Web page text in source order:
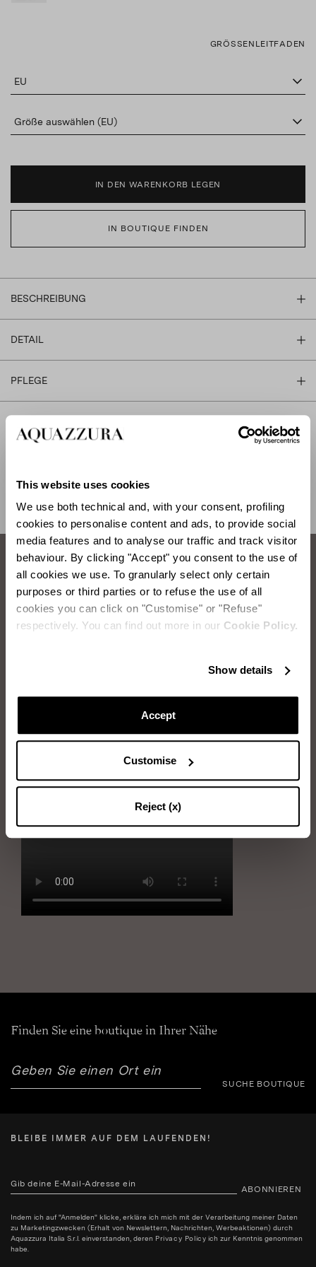
This website uses cookies
We use both technical and, with your consent, profiling
cookies to personalise content and ads, to provide social
media features and to analyse our traffic and track visitor
behaviour. By clicking "Accept" you consent to the use of
all cookies we use. To granularly select only certain
purposes or third parties or to refuse the use of all
cookies you can click on "Customise" or "Refuse"
respectively. You can find out more in our Cookie Policy.
Show details
Accept
Customise
Reject (x)
GRÖSSENLEITFADEN
EU
Größe auswählen (EU)
IN DEN WARENKORB LEGEN
IN BOUTIQUE FINDEN
BESCHREIBUNG
DETAIL
PFLEGE
So pflegen Sie Ihre Aquazzura-Schuhe.
WILDLEDER BÜRSTEN
Nehmen Sie zuerst die Gummibürste und reinigen Sie das Wildleder
mit kreisenden Bewegungen
Verwenden Sie als nächstes vorsichtig die Borstenbürste und
Finden Sie eine boutique in Ihrer Nähe
SUCHE BOUTIQUE
BLEIBE IMMER AUF DEM LAUFENDEN!
ABONNIEREN
Indem ich auf "Anmelden" klicke, erkläre ich mich mit der Verarbeitung meiner Daten
zu Marketingzwecken (Erhalt von Newslettern, Nachrichten, Werbeaktionen) durch
Aquazzura Italia S.r.l. einverstanden, deren Privacy Policy ich zur Kenntnis genommen
habe.